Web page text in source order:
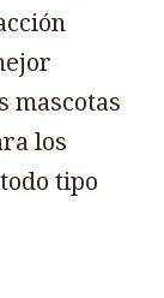
mascotas
los
tipo